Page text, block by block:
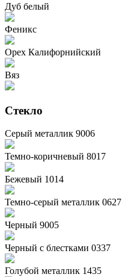
Дуб белый
Феникс
Орех Калифорнийский
Вяз
Стекло
Серый металлик 9006
Темно-коричневый 8017
Бежевый 1014
Темно-серый металлик 0627
Черный 9005
Черный с блестками 0337
Голубой металлик 1435